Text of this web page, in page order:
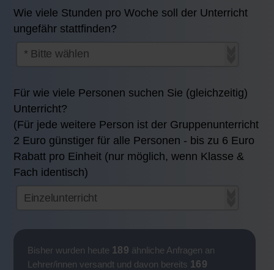
Wie viele Stunden pro Woche soll der Unterricht
ungefähr stattfinden?
Für wie viele Personen suchen Sie (gleichzeitig)
Unterricht?
(Für jede weitere Person ist der Gruppenunterricht
2 Euro günstiger für alle Personen - bis zu 6 Euro
Rabatt pro Einheit (nur möglich, wenn Klasse &
Fach identisch)
Bisher wurden heute 189 ähnliche Anfragen an
Lehrer/innen versandt und davon bereits 169